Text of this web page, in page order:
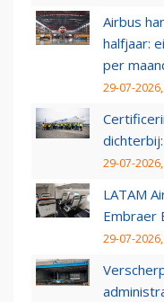
Airbus
halfjaar:
per
29-07-
29-07-
LATAM
Embraer
29-07-